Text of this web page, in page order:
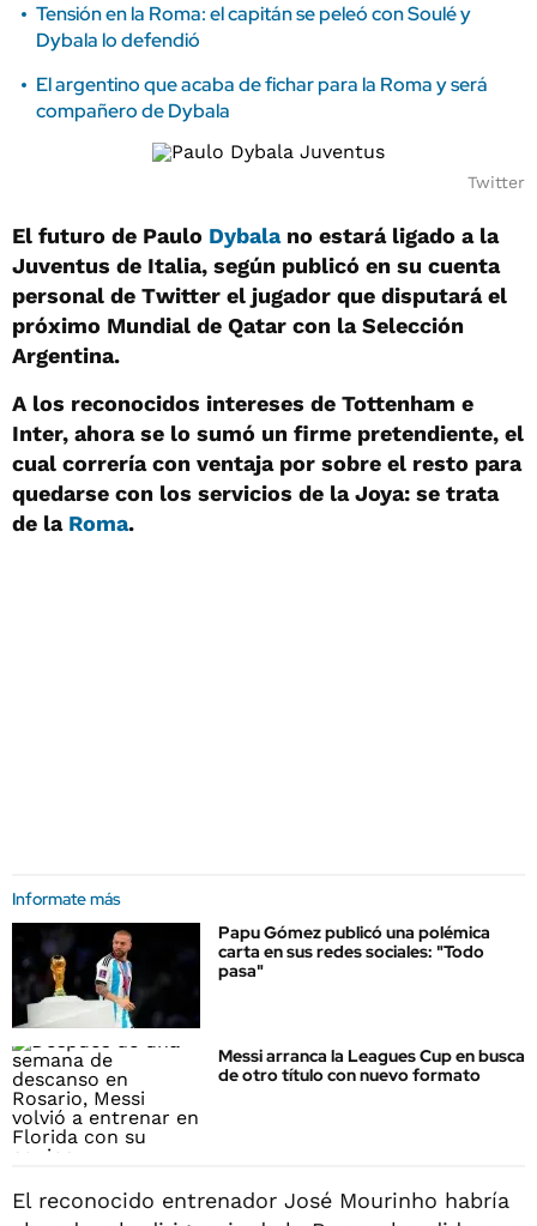
Tensión en la Roma: el capitán se peleó con Soulé y
Dybala lo defendió
El argentino que acaba de fichar para la Roma y será
compañero de Dybala
Twitter
El futuro de Paulo Dybalano estará ligado a la
Juventus de Italia, según publicó en su cuenta
personal de Twitter el jugador que disputará el
próximo Mundial de Qatar con la Selección
Argentina.
A los reconocidos intereses de Tottenham e
Inter, ahora se lo sumó un firme pretendiente, el
cual correría con ventaja por sobre el resto para
quedarse con los servicios de la Joya: se trata
de la Roma.
Informate más
Papu Gómez publicó una polémica
carta en sus redes sociales: "Todo
pasa"
Messi arranca la Leagues Cup en busca
de otro título con nuevo formato
El reconocido entrenador José Mourinho habría